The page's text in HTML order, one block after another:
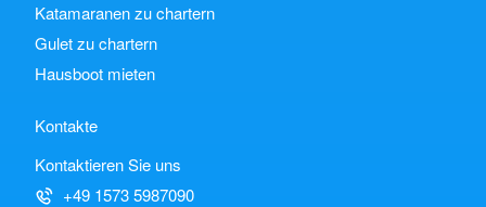
Katamaranen zu chartern
Gulet zu chartern
Hausboot mieten
Kontakte
Kontaktieren Sie uns
+49 1573 5987090